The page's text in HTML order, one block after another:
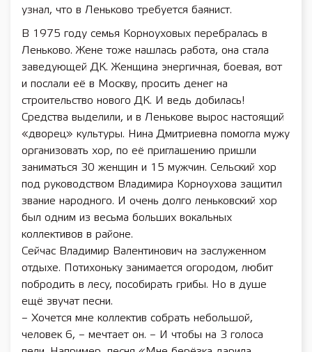
узнал, что в Леньково требуется баянист.
В 1975 году семья Корно­уховых перебралась в
Леньково. Жене тоже нашлась работа, она стала
заведующей ДК. Женщина энергичная, боевая, вот
и послали её в Москву, просить денег на
строительство нового ДК. И ведь добилась!
Средства выделили, и в Ленькове вырос настоящий
«дворец» культуры. Нина Дмитриевна помогла мужу
организовать хор, по её приглашению пришли
заниматься 30 женщин и 15 мужчин. Сельский хор
под руководством Владимира Корноухова защитил
звание народного. И очень долго леньковский хор
был одним из весьма больших вокальных
коллективов в районе.
Сейчас Владимир Валентинович на заслуженном
отдыхе. Потихоньку занимается огородом, любит
побродить в лесу, пособирать грибы. Но в душе
ещё звучат песни.
– Хочется мне коллектив собрать небольшой,
человек 6, – мечтает он. – И чтобы на 3 голоса